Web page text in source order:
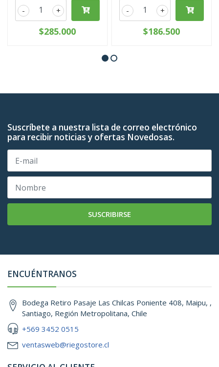
+
-
$285.000
+
-
$186.500
Suscríbete a nuestra lista de correo electrónico
para recibir noticias y ofertas Novedosas.
SUSCRIBIRSE
ENCUÉNTRANOS
Bodega Retiro Pasaje Las Chilcas Poniente 408, Maipu, ,
Santiago, Región Metropolitana, Chile
+569 3452 0515
ventasweb@riegostore.cl